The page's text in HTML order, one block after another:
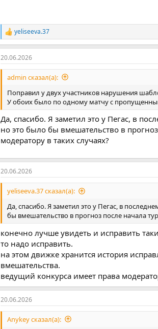
Р
е
а
к
ц
и
yeliseeva.37
20.06.2026
admin сказал(а):
Поправил у двух участников нарушения
У обоих было по одному матчу с
Да, спасибо. Я заметил это у Пегас, в
но это было бы вмешательство в
модератору в таких случаях?
20.06.2026
yeliseeva.37 сказал(а):
Да, спасибо. Я заметил это у Пегас, в
бы вмешательство в прогноз после начала
конечно лучше увидеть и исправить
то надо исправить.
на этом движке хранится история
вмешательства.
ведущий конкурса имеет права
20.06.2026
Anykey сказал(а):